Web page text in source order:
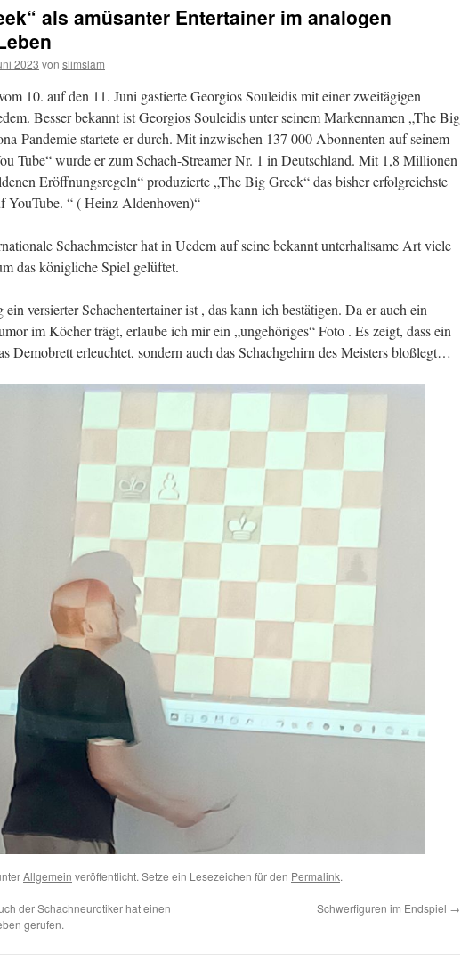
als amüsanter Entertainer im analogen
2023 von slimslam
10. auf den 11. Juni gastierte Georgios Souleidis mit einer zweitägigen
Besser bekannt ist Georgios Souleidis unter seinem Markennamen „The Big
Pandemie startete er durch. Mit inzwischen 137 000 Abonnenten auf seinem
Tube“ wurde er zum Schach-Streamer Nr. 1 in Deutschland. Mit 1,8 Millionen
Eröffnungsregeln“ produzierte „The Big Greek“ das bisher erfolgreichste
YouTube. “ ( Heinz Aldenhoven)“
Schachmeister hat in Uedem auf seine bekannt unterhaltsame Art viele
das königliche Spiel gelüftet.
ein versierter Schachentertainer ist , das kann ich bestätigen. Da er auch ein
im Köcher trägt, erlaube ich mir ein „ungehöriges“ Foto . Es zeigt, dass ein
Demobrett erleuchtet, sondern auch das Schachgehirn des Meisters bloßlegt…
Allgemein veröffentlicht. Setze ein Lesezeichen für den Permalink.
der Schachneurotiker hat einen
gerufen.
Schwerfiguren im Endspiel →